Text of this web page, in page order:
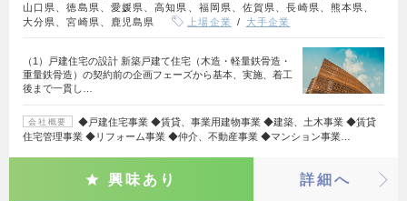
山口県、徳島県、愛媛県、高知県、福岡県、佐賀県、長崎県、熊本県、
大分県、宮崎県、鹿児島県
上場企業 大手企業
（1）戸建住宅の設計 新築戸建て住宅（木造・軽量鉄骨造・
重量鉄骨造）の契約前の企画フェーズから基本、実施、着工
後まで一貫し…
会社概要
◆戸建住宅事業 ◆賃貸、事業用建物事業 ◆建築、土木事業 ◆賃貸
住宅管理事業 ◆リフォーム事業 ◆仲介、不動産事業 ◆マンション事業…
興味あり 詳細へ